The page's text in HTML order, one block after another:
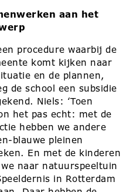
aan het
procedure waarbij de
komt kijken naar
en de plannen,
de school een subsidie
Niels: ‘Toen
het pas echt: met de
hebben we andere
blauwe pleinen
En met de kinderen
naar natuurspeeltuin
in Rotterdam